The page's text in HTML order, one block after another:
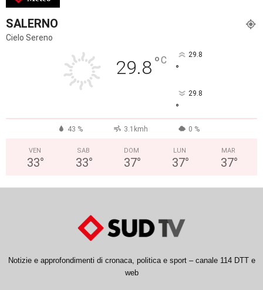
SALERNO
Cielo Sereno
29.8°C 29.8
°
29.8
°
43 % 3.1kmh 0 %
VEN
33°
SAB
33°
DOM
37°
LUN
37°
MAR
37°
Notizie e approfondimenti di cronaca, politica e sport – canale 114 DTT e
web